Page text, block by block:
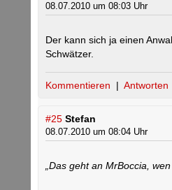
08.07.2010 um 08:03 Uhr
Der kann sich ja einen
Schwätzer.
Kommentieren | Antworten
#25 Stefan
08.07.2010 um 08:04 Uhr
„Das geht an MrBoccia,